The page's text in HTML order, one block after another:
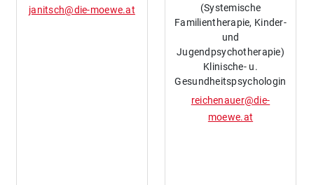
janitsch@die-moewe.at
(Systemische
Familientherapie, Kinder-
und
Jugendpsychotherapie)
Klinische- u.
Gesundheitspsychologin
reichenauer@die-
moewe.at